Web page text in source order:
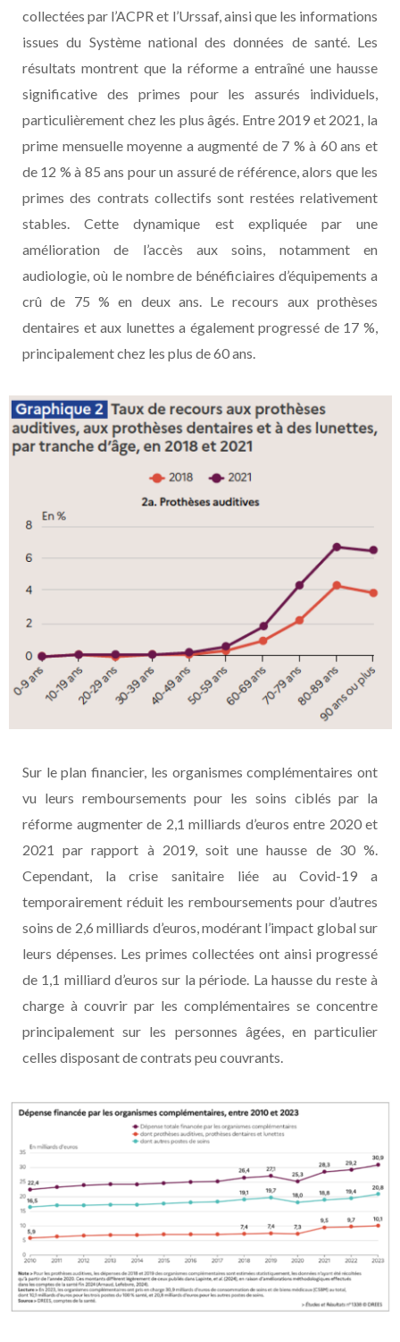
collectées par l’ACPR et l’Urssaf, ainsi que les informations
issues du Système national des données de santé. Les
résultats montrent que la réforme a entraîné une hausse
significative des primes pour les assurés individuels,
particulièrement chez les plus âgés. Entre 2019 et 2021, la
prime mensuelle moyenne a augmenté de 7 % à 60 ans et
de 12 % à 85 ans pour un assuré de référence, alors que les
primes des contrats collectifs sont restées relativement
stables. Cette dynamique est expliquée par une
amélioration de l’accès aux soins, notamment en
audiologie, où le nombre de bénéficiaires d’équipements a
crû de 75 % en deux ans. Le recours aux prothèses
dentaires et aux lunettes a également progressé de 17 %,
principalement chez les plus de 60 ans.
Sur le plan financier, les organismes complémentaires ont
vu leurs remboursements pour les soins ciblés par la
réforme augmenter de 2,1 milliards d’euros entre 2020 et
2021 par rapport à 2019, soit une hausse de 30 %.
Cependant, la crise sanitaire liée au Covid-19 a
temporairement réduit les remboursements pour d’autres
soins de 2,6 milliards d’euros, modérant l’impact global sur
leurs dépenses. Les primes collectées ont ainsi progressé
de 1,1 milliard d’euros sur la période. La hausse du reste à
charge à couvrir par les complémentaires se concentre
principalement sur les personnes âgées, en particulier
celles disposant de contrats peu couvrants.